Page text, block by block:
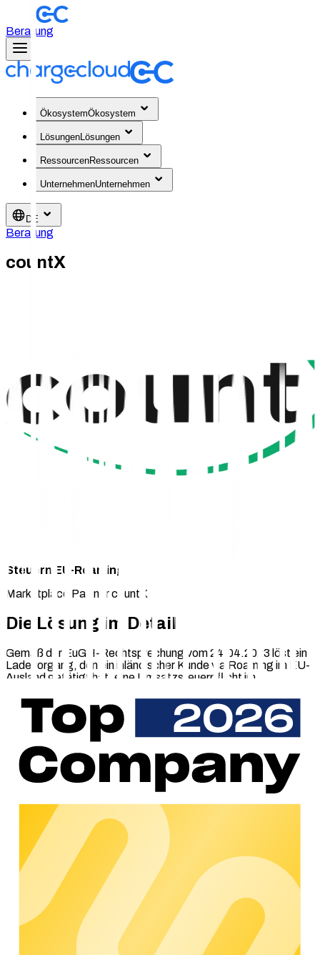
Beratung
ÖkosystemÖkosystem
LösungenLösungen
RessourcenRessourcen
UnternehmenUnternehmen
DE
Beratung
countX
Steuern EU-Roaming
Marketplace Partner countX
Die Lösung im Detail
Gemäß der EuGH-Rechtsprechung vom 24.04.2023 löst ein
Ladevorgang, den ein inländischer Kunde via Roaming im EU-
Ausland getätigt hat, eine Umsatzsteuerpflicht im
komplexe Abwicklung dieser grenzübergreifenden
Umsatzsteuerpflichten. Über ein intuitives Dashboard wird
eine einfache Datenübermittlung ermöglicht. Es gibt
proaktive Benachrichtigungen bei fehlenden Informationen
und Fristeinhaltungen. So erreicht countX eine lückenlose
Datenerfassung, einschließlich einer Validierung der Daten auf
Plausibilität. Die persönliche Beratung sichert nicht nur ein
korrektes Setup, sondern bietet zudem individuelle Lösungen
Warum countX?
Kunden können sich effizient auf ihr Kerngeschäft
konzentrieren. countX hilft dabei Zeit einzusparen, reduziert
das Fehler- und Risikopotenzial und kümmert sich um den
bürokratischen Aufwand, der mit grenzüberschreitenden
Steuern einhergeht. Dies wird nicht nur durch das intuitive und
vollautomatisierte Kundenportal, sondern besonders auch
durch die persönlichen Kundenbetreuer*innen, die spezifische
und maßgeschneiderte Lösung erarbeiten, gewährleistet.